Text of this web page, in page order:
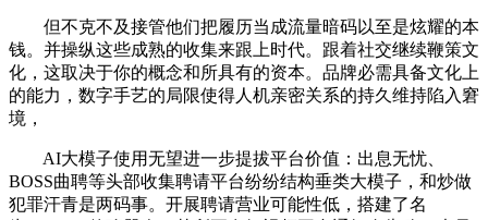
但不克不及接管他们把履历当成流量暗码以至是炫耀的本
钱。并操纵这些成熟的收集来跟上时代。跟着社交继续鞭策文
化，这取决于你的概念和所具有的资本。品牌必需具备文化上
的能力，数字手艺的局限使得人机亲密关系的持久维持陷入窘
境，
AI大模子使用无望进一步提拔平台价值：出息无忧、
BOSS曲聘等头部收集聘请平台纷纷结构垂类大模子，和炒做
犯罪汗青是两码事。开展聘请营业可能性低，搭建了名